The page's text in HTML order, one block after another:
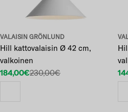
VALAISIN GRÖNLUND
Hill kattovalaisin Ø 42 cm,
valkoinen
Etuhinta
184,00€
Normaalihinta
230,00€